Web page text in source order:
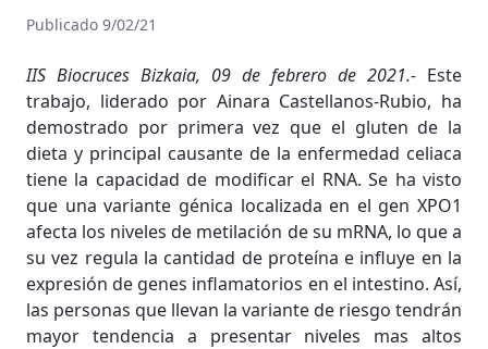
Publicado 9/02/21
IIS Biocruces Bizkaia, 09 de febrero de 2021.- Este
trabajo, liderado por Ainara Castellanos-Rubio, ha
demostrado por primera vez que el gluten de la
dieta y principal causante de la enfermedad celiaca
tiene la capacidad de modificar el RNA. Se ha visto
que una variante génica localizada en el gen XPO1
afecta los niveles de metilación de su mRNA, lo que a
su vez regula la cantidad de proteína e influye en la
expresión de genes inflamatorios en el intestino. Así,
las personas que llevan la variante de riesgo tendrán
mayor tendencia a presentar niveles mas altos